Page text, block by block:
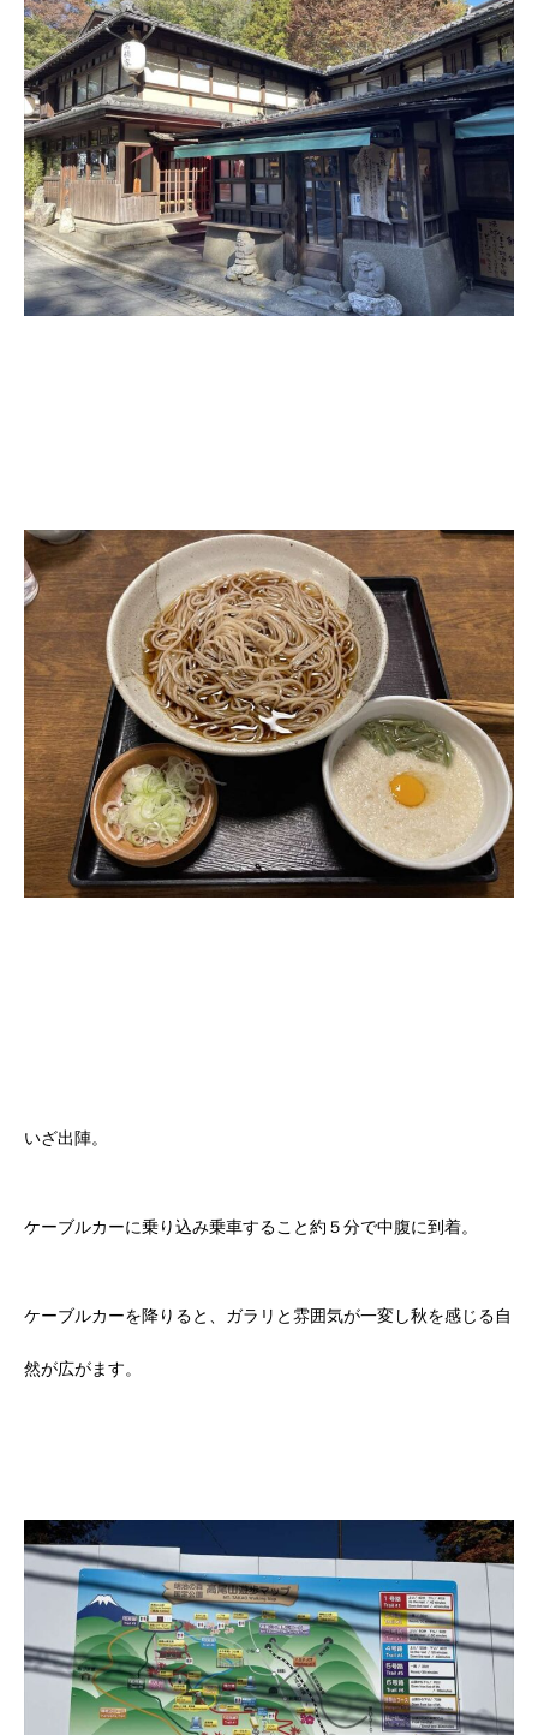
いざ出陣。
ケーブルカーに乗り込み乗車すること約５分で中腹に到着。
ケーブルカーを降りると、ガラリと雰囲気が一変し秋を感じる自
然が広がます。